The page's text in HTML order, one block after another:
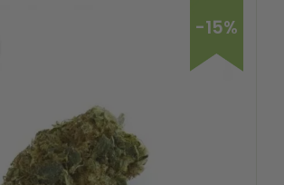
-15%